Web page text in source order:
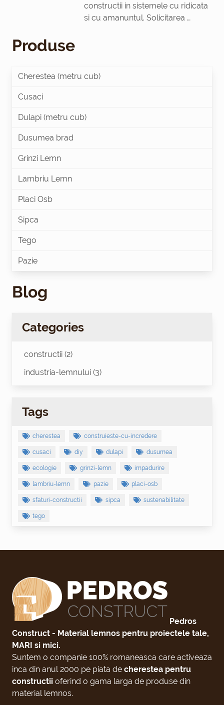
constructii in sistemele cu ridicata
si cu amanuntul. Solicitarea …
Produse
Cherestea (metru cub)
Cusaci
Dulapi (metru cub)
Dusumea brad
Grinzi Lemn
Lambriu Lemn
Placi Osb
Sipca
Tego
Pazie
Blog
Categories
constructii (2)
industria-lemnului (3)
Tags
cherestea construieste-cu-incredere
cusaci diy dulapi dusumea
ecologie grinzi-lemn impadurire
lambriu-lemn pazie placi-osb
sfaturi-constructii sipca sustenabilitate
tego
Pedros
Construct - Material lemnos pentru proiectele tale,
MARI si mici.
Suntem o companie 100% romaneasca care activeaza
inca din anul 2000 pe piata de cherestea pentru
constructii oferind o gama larga de produse din
material lemnos.